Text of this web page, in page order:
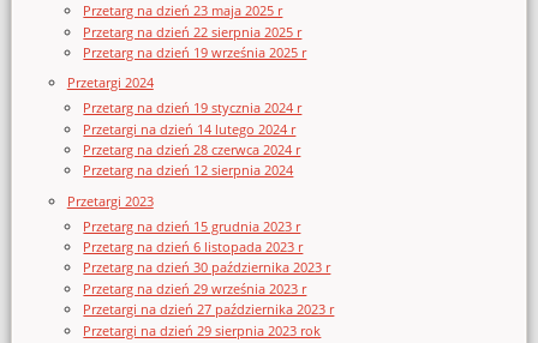
Przetarg na dzień 23 maja 2025 r
Przetarg na dzień 22 sierpnia 2025 r
Przetarg na dzień 19 września 2025 r
Przetargi 2024
Przetarg na dzień 19 stycznia 2024 r
Przetargi na dzień 14 lutego 2024 r
Przetarg na dzień 28 czerwca 2024 r
Przetarg na dzień 12 sierpnia 2024
Przetargi 2023
Przetarg na dzień 15 grudnia 2023 r
Przetarg na dzień 6 listopada 2023 r
Przetarg na dzień 30 października 2023 r
Przetarg na dzień 29 września 2023 r
Przetargi na dzień 27 października 2023 r
Przetargi na dzień 29 sierpnia 2023 rok